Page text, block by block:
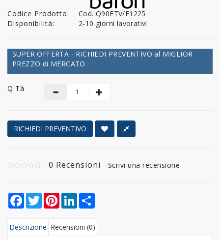
Codice Prodotto:
Cod. Q90FTV/E1225
Disponibilità:
2-10 giorni lavorativi
SUPER OFFERTA - RICHIEDI PREVENTIVO al MIGLIOR
PREZZO di MERCATO
Q.tà
RICHIEDI PREVENTIVO
0 Recensioni Scrivi una recensione
Facebook
TwitterPinterestLinkedIn
Descrizione Recensioni (0)